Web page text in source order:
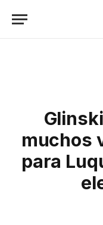
muchos
para